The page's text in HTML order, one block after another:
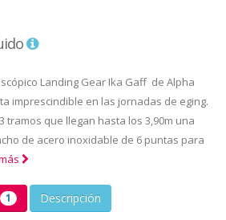
Landing Gear Ika Gaff de Alpha
imprescindible en las jornadas de eging.
tramos que llegan hasta los 3,90m una
de acero inoxidable de 6 puntas para
1 Descripción